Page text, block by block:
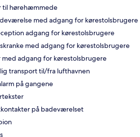
til hørehæmmede
med adgang for kørestolsbrugere
adgang for kørestolsbrugere
med adgang for kørestolsbrugere
med adgang for kørestolsbrugere
transport til/fra lufthavnen
på gangene
på badeværelset